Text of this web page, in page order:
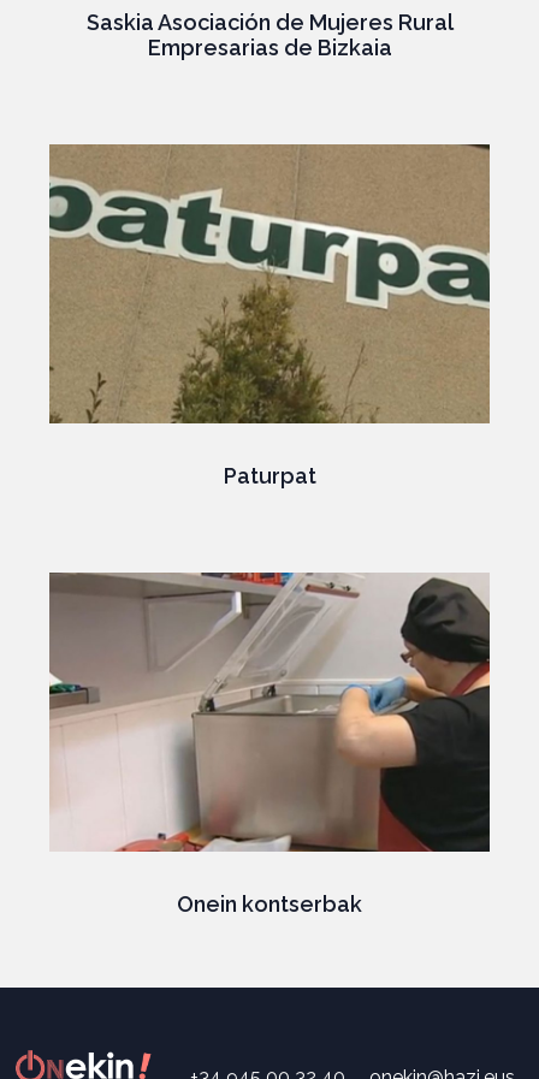
Saskia Asociación de Mujeres Rural
Empresarias de Bizkaia
Paturpat
Onein kontserbak